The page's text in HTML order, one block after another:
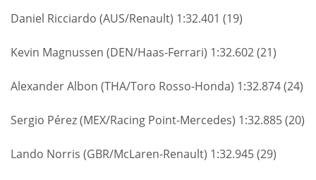
Daniel Ricciardo (AUS/Renault) 1:32.401 (19)
Kevin Magnussen (DEN/Haas-Ferrari) 1:32.602 (21)
Alexander Albon (THA/Toro Rosso-Honda) 1:32.874 (24)
Sergio Pérez (MEX/Racing Point-Mercedes) 1:32.885 (20)
Lando Norris (GBR/McLaren-Renault) 1:32.945 (29)